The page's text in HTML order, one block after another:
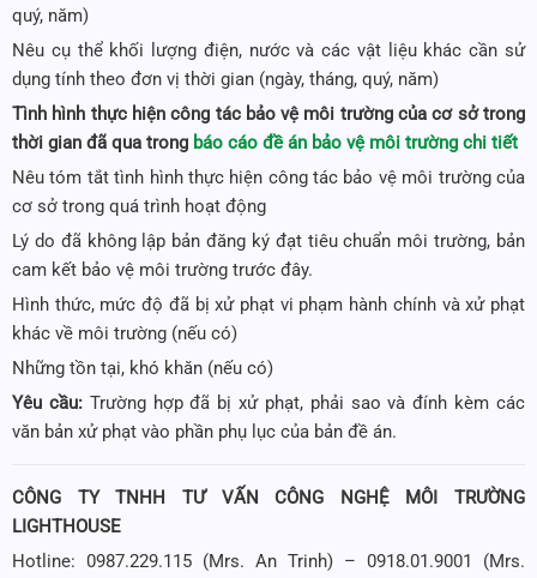
quý, năm)
Nêu cụ thể khối lượng điện, nước và các vật liệu khác cần sử
dụng tính theo đơn vị thời gian (ngày, tháng, quý, năm)
Tình hình thực hiện công tác bảo vệ môi trường của cơ sở trong
thời gian đã qua trong báo cáo đề án bảo vệ môi trường chi tiết
Nêu tóm tắt tình hình thực hiện công tác bảo vệ môi trường của
cơ sở trong quá trình hoạt động
Lý do đã không lập bản đăng ký đạt tiêu chuẩn môi trường, bản
cam kết bảo vệ môi trường trước đây.
Hình thức, mức độ đã bị xử phạt vi phạm hành chính và xử phạt
khác về môi trường (nếu có)
Những tồn tại, khó khăn (nếu có)
Yêu cầu:Trường hợp đã bị xử phạt, phải sao và đính kèm các
văn bản xử phạt vào phần phụ lục của bản đề án.
CÔNG TY TNHH TƯ VẤN CÔNG NGHỆ MÔI TRƯỜNG
LIGHTHOUSE
Hotline: 0987.229.115 (Mrs. An Trinh) – 0918.01.9001 (Mrs.